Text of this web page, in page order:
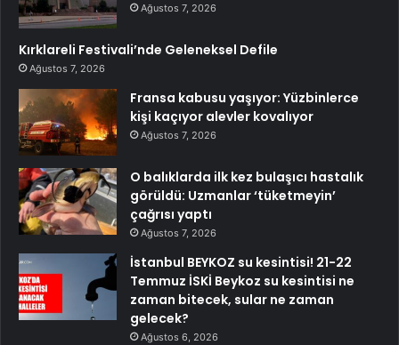
Ağustos 7, 2026
Kırklareli Festivali’nde Geleneksel Defile
Ağustos 7, 2026
Fransa kabusu yaşıyor: Yüzbinlerce
kişi kaçıyor alevler kovalıyor
Ağustos 7, 2026
O balıklarda ilk kez bulaşıcı hastalık
görüldü: Uzmanlar ‘tüketmeyin’
çağrısı yaptı
Ağustos 7, 2026
İstanbul BEYKOZ su kesintisi! 21-22
Temmuz İSKİ Beykoz su kesintisi ne
zaman bitecek, sular ne zaman
gelecek?
Ağustos 6, 2026